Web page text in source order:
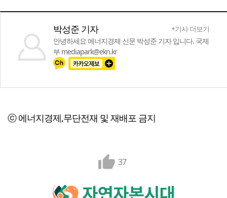
박성준 기자
+기사 더보기
안녕하세요 에너지경제 신문 박성준 기자 입니다. 국제
부 mediapark@ekn.kr
ⓒ 에너지경제,무단전재 및 재배포 금지
37